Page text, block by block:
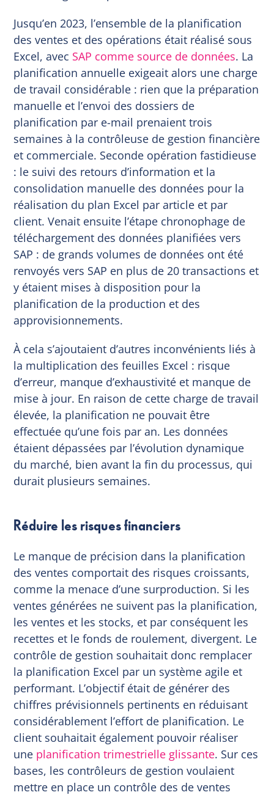
Jusqu’en 2023, l’ensemble de la planification
des ventes et des opérations était réalisé sous
Excel, avec SAP comme source de données. La
planification annuelle exigeait alors une charge
de travail considérable : rien que la préparation
manuelle et l’envoi des dossiers de
planification par e-mail prenaient trois
semaines à la contrôleuse de gestion financière
et commerciale. Seconde opération fastidieuse
: le suivi des retours d’information et la
consolidation manuelle des données pour la
réalisation du plan Excel par article et par
client. Venait ensuite l’étape chronophage de
téléchargement des données planifiées vers
SAP : de grands volumes de données ont été
renvoyés vers SAP en plus de 20 transactions et
y étaient mises à disposition pour la
planification de la production et des
approvisionnements.
À cela s’ajoutaient d’autres inconvénients liés à
la multiplication des feuilles Excel : risque
d’erreur, manque d’exhaustivité et manque de
mise à jour. En raison de cette charge de travail
élevée, la planification ne pouvait être
effectuée qu’une fois par an. Les données
étaient dépassées par l’évolution dynamique
du marché, bien avant la fin du processus, qui
durait plusieurs semaines.
Réduire les risques financiers
Le manque de précision dans la planification
des ventes comportait des risques croissants,
comme la menace d’une surproduction. Si les
ventes générées ne suivent pas la planification,
les ventes et les stocks, et par conséquent les
recettes et le fonds de roulement, divergent. Le
contrôle de gestion souhaitait donc remplacer
la planification Excel par un système agile et
performant. L’objectif était de générer des
chiffres prévisionnels pertinents en réduisant
considérablement l’effort de planification. Le
client souhaitait également pouvoir réaliser
une planification trimestrielle glissante. Sur ces
bases, les contrôleurs de gestion voulaient
mettre en place un contrôle des de ventes